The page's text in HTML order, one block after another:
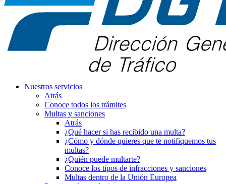
Nuestros servicios
Atrás
Conoce todos los trámites
Multas y sanciones
Atrás
¿Qué hacer si has recibido una multa?
¿Cómo y dónde quieres que te notifiquemos tus
multas?
¿Quién puede multarte?
Conoce los tipos de infracciones y sanciones
Multas dentro de la Unión Europea